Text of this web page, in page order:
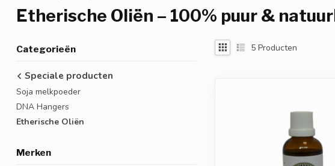
Etherische Oliën – 100% puur &
Categorieën
Speciale producten
Soja melkpoeder
DNA Hangers
Etherische Oliën
Merken
5 Producten